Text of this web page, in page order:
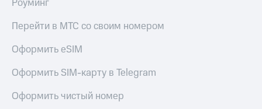
Роуминг
Перейти в МТС со своим номером
Оформить eSIM
Оформить SIM-карту в Telegram
Оформить чистый номер